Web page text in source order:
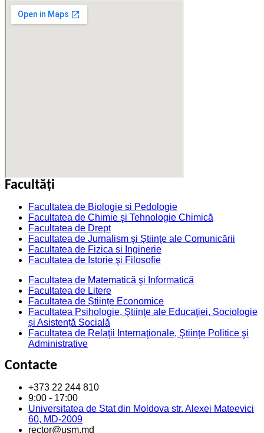
Facultăţi
Facultatea de Biologie si Pedologie
Facultatea de Chimie şi Tehnologie Chimică
Facultatea de Drept
Facultatea de Jurnalism şi Ştiinţe ale Comunicării
Facultatea de Fizica si Inginerie
Facultatea de Istorie şi Filosofie
Facultatea de Matematică şi Informatică
Facultatea de Litere
Facultatea de Științe Economice
Facultatea Psihologie, Ştiinţe ale Educaţiei, Sociologie
și Asistență Socială
Facultatea de Relaţii Internaţionale, Ştiinţe Politice şi
Administrative
Contacte
+373 22 244 810
9:00 - 17:00
Universitatea de Stat din Moldova str. Alexei Mateevici
60, MD-2009
rector@usm.md